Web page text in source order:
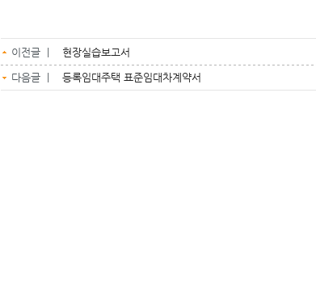
이전글 | 현장실습보고서
다음글 | 등록임대주택 표준임대차계약서